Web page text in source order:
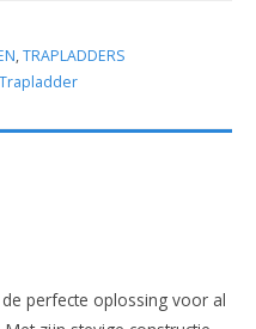
,TRAPLADDERS
Trapladder
perfecte oplossing voor al